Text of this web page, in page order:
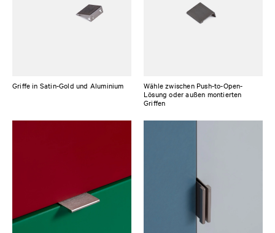
Griffe in Satin-Gold und Aluminium
Wähle zwischen Push-to-Open-
Lösung oder außen montierten
Griffen